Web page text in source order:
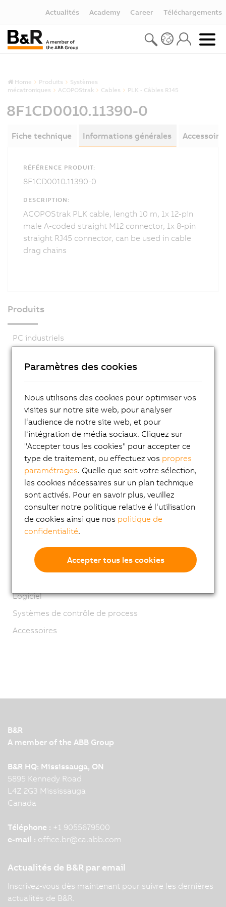
Actualités Academy Career Téléchargements
Home Produits
Systèmes
mécatroniques
ACOPOStrak Cables PLK - Câbles RJ45
8F1CD0010.11390-0
Fiche technique Informations générales
RÉFÉRENCE PRODUIT:
8F1CD0010.11390-0
DESCRIPTION:
ACOPOStrak PLK cable, length 10 m, 1x 12-pin
male A-coded straight M12 connector, 1x 8-pin
straight RJ45 connector, can be used in cable
drag chains
Produits
PC industriels
Systèmes de contrôle
Systèmes de vision
Technologie de sécurité
Entraînements
Systèmes mécatroniques
ACOPOS 6D
ACOPOStrak
SuperTrak
Robotique
Modules réseau et bus de terrain
Logiciel
Systèmes de contrôle de process
Accessoires
B&R
A member of the ABB Group
B&R HQ: Mississauga, ON
5895 Kennedy Road
L4Z 2G3 Mississauga
Canada
Téléphone : +1 9055679500
e-mail : office.br@ca.abb.com
Actualités de B&R par email
Inscrivez-vous dès maintenant pour suivre les dernières
actualités de B&R.
Paramètres des cookies
Nous utilisons des cookies pour optimiser vos
visites sur notre site web, pour analyser
l‘audience de notre site web, et pour
l‘intégration de média sociaux. Cliquez sur
"Accepter tous les cookies" pour accepter ce
type de traitement, ou effectuez vos propres
paramétrages. Quelle que soit votre sélection,
les cookies nécessaires sur un plan technique
sont activés. Pour en savoir plus, veuillez
consulter notre politique relative é l‘utilisation
de cookies ainsi que nos politique de
confidentialité.
Accepter tous les cookies